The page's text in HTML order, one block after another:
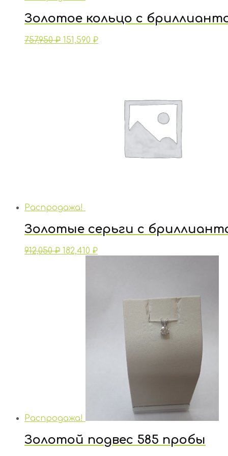
Золотое кольцо с
757,950₽ 151,590 ₽
Распродажа!
Золотые серьги с
912,050₽ 182,410 ₽
Распродажа!
Золотой подвес 585 пробы